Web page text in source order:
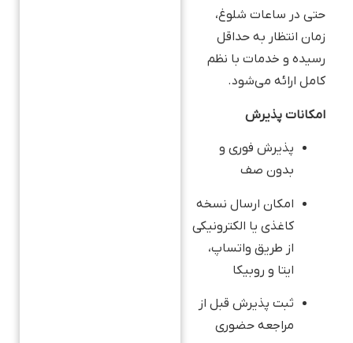
حتی در ساعات شلوغ،
زمان انتظار به حداقل
رسیده و خدمات با نظم
کامل ارائه می‌شود.
امکانات پذیرش
پذیرش فوری و
بدون صف
امکان ارسال نسخه
کاغذی یا الکترونیکی
از طریق واتساپ،
ایتا و روبیکا
ثبت پذیرش قبل از
مراجعه حضوری